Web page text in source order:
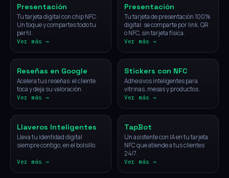
Presentación
Tu tarjeta digital con chip NFC.
Un toque y compartes todo tu
perfil.
Ver más →
Presentación
Tu tarjeta de presentación 100%
digital: se comparte por link, QR
o NFC, sin tarjeta física.
Ver más →
NFC
Reseñas en Google
Acelera tus reseñas: el cliente
toca y deja su valoración.
Ver más →
NFC
Stickers con NFC
Adhesivos inteligentes para
vitrinas, mesas y productos.
Ver más →
NFC
Llaveros Inteligentes
Lleva tu identidad digital
siempre contigo, en el bolsillo.
Ver más →
IA
TapBot
Un asistente con IA en tu tarjeta
NFC que atiende a tus clientes
24/7.
Ver más →
Vehículos